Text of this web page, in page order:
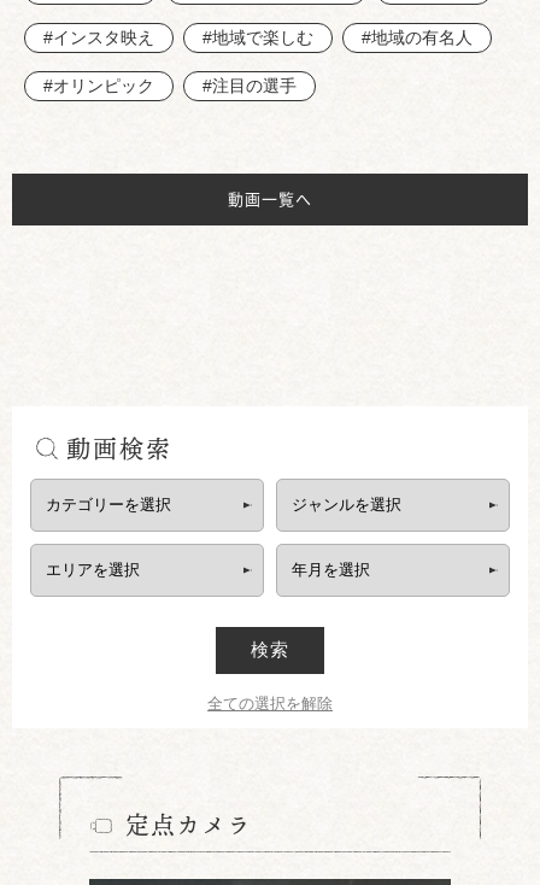
#インスタ映え #地域で楽しむ #地域の有名人
#オリンピック #注目の選手
動画一覧へ
動画検索
検索
全ての選択を解除
定点カメラ